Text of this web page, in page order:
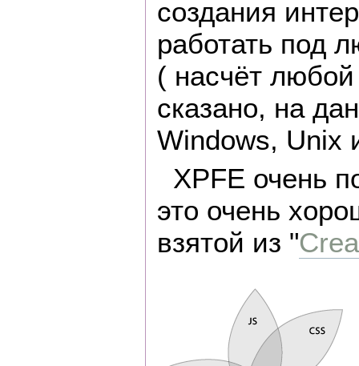
создания
работать под
( насчёт
сказано, на
Windows, Unix
XPFE очень
это очень
взятой из "